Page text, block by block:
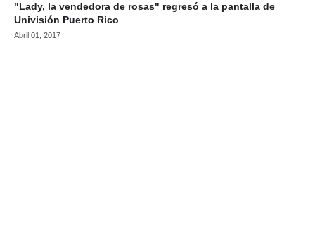
"Lady, la vendedora de rosas" regresó a la pantalla de
Univisión Puerto Rico
Abril 01, 2017